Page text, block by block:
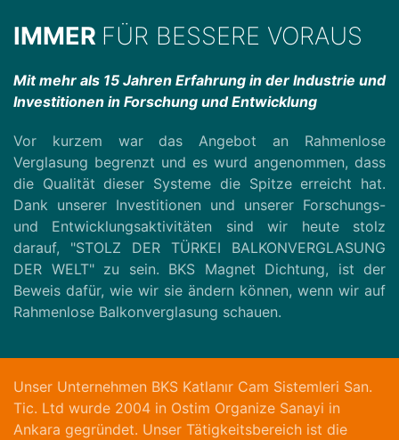
IMMER FÜR BESSERE VORAUS
Mit mehr als 15 Jahren Erfahrung in der Industrie und
Investitionen in Forschung und Entwicklung
Vor kurzem war das Angebot an Rahmenlose
Verglasung begrenzt und es wurd angenommen, dass
die Qualität dieser Systeme die Spitze erreicht hat.
Dank unserer Investitionen und unserer Forschungs-
und Entwicklungsaktivitäten sind wir heute stolz
darauf, "STOLZ DER TÜRKEI BALKONVERGLASUNG
DER WELT" zu sein. BKS Magnet Dichtung, ist der
Beweis dafür, wie wir sie ändern können, wenn wir auf
Rahmenlose Balkonverglasung schauen.
Unser Unternehmen BKS Katlanır Cam Sistemleri San.
Tic. Ltd wurde 2004 in Ostim Organize Sanayi in
Ankara gegründet. Unser Tätigkeitsbereich ist die